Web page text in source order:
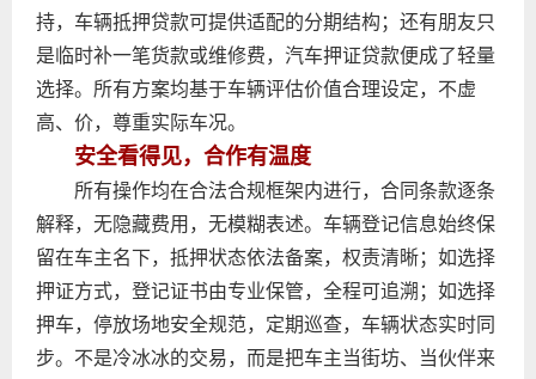
持，车辆抵押贷款可提供适配的分期结构；还有朋友只
是临时补一笔货款或维修费，汽车押证贷款便成了轻量
选择。所有方案均基于车辆评估价值合理设定，不虚
高、价，尊重实际车况。
安全看得见，合作有温度
所有操作均在合法合规框架内进行，合同条款逐条
解释，无隐藏费用，无模糊表述。车辆登记信息始终保
留在车主名下，抵押状态依法备案，权责清晰；如选择
押证方式，登记证书由专业保管，全程可追溯；如选择
押车，停放场地安全规范，定期巡查，车辆状态实时同
步。不是冷冰冰的交易，而是把车主当街坊、当伙伴来